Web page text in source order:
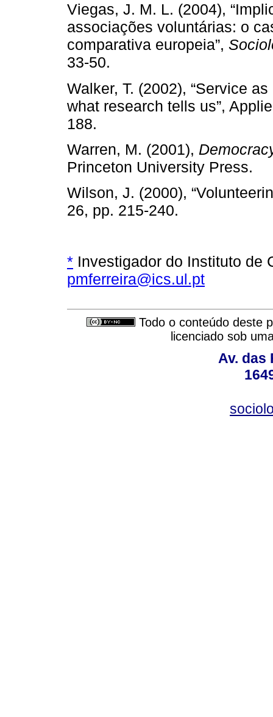
Viegas, J. M. L. (2004),
associações voluntárias: o
comparativa europeia”,
33-50.
Walker, T. (2002), “Service
what research tells us”,
188.
Warren, M. (2001),
Princeton University Press.
Wilson, J. (2000),
26, pp. 215-240.
* Investigador do Instituto de
pmferreira@ics.ul.pt
Todo o conteúdo deste
licenciado sob
Av. das